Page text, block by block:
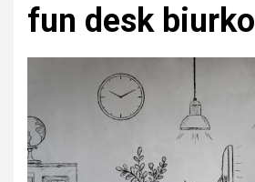
fun desk biurko